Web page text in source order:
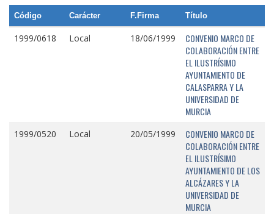
Código Carácter F.Firma Título
1999/0618 Local 18/06/1999
CONVENIO MARCO DE
COLABORACIÓN ENTRE
EL ILUSTRÍSIMO
AYUNTAMIENTO DE
CALASPARRA Y LA
UNIVERSIDAD DE
MURCIA
1999/0520 Local 20/05/1999
CONVENIO MARCO DE
COLABORACIÓN ENTRE
EL ILUSTRÍSIMO
AYUNTAMIENTO DE LOS
ALCÁZARES Y LA
UNIVERSIDAD DE
MURCIA